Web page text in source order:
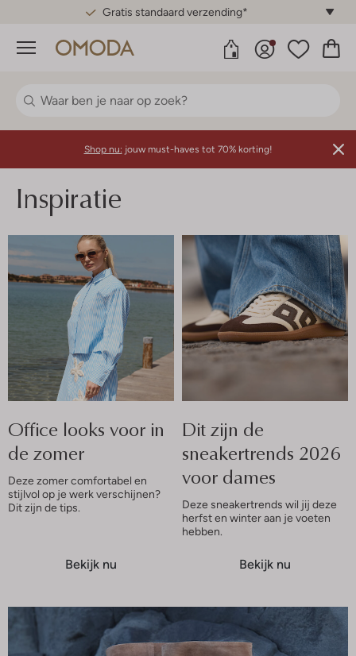
Gratis standaard verzending*
Menu
Shop nu: jouw must-haves tot 70% korting!
Inspiratie
Office looks voor in
de zomer
Deze zomer comfortabel en
stijlvol op je werk verschijnen?
Dit zijn de tips.
Bekijk nu
Dit zijn de
sneakertrends 2026
voor dames
Deze sneakertrends wil jij deze
herfst en winter aan je voeten
hebben.
Bekijk nu